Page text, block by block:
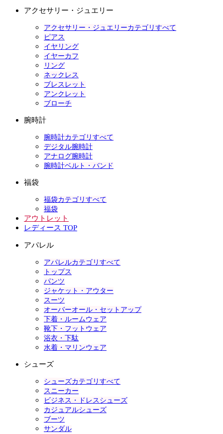
アクセサリー・ジュエリー
アクセサリー・ジュエリーカテゴリすべて
ピアス
イヤリング
イヤーカフ
リング
ネックレス
ブレスレット
アンクレット
ブローチ
腕時計
腕時計カテゴリすべて
デジタル腕時計
アナログ腕時計
腕時計ベルト・バンド
福袋
福袋カテゴリすべて
福袋
アウトレット
レディース TOP
アパレル
アパレルカテゴリすべて
トップス
パンツ
ジャケット・アウター
スーツ
オーバーオール・セットアップ
下着・ルームウェア
靴下・フットウェア
浴衣・下駄
水着・マリンウェア
シューズ
シューズカテゴリすべて
スニーカー
ビジネス・ドレスシューズ
カジュアルシューズ
ブーツ
サンダル